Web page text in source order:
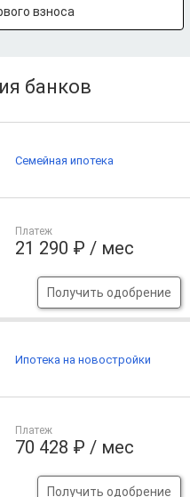
взноса
банков
Платеж
21 290 ₽ / мес
Получить одобрение
Семейная ипотека
Платеж
70 428 ₽ / мес
Получить одобрение
Ипотека на новостройки